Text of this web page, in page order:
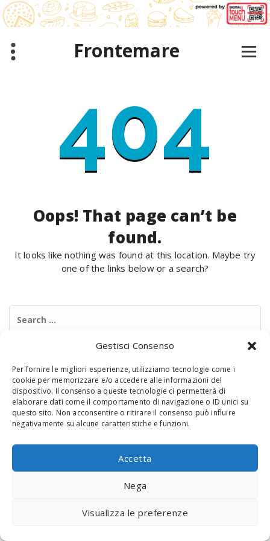
Gestisci Consenso
Per fornire le migliori esperienze, utilizziamo tecnologie come i
cookie per memorizzare e/o accedere alle informazioni del
dispositivo. Il consenso a queste tecnologie ci permetterà di
elaborare dati come il comportamento di navigazione o ID unici su
questo sito. Non acconsentire o ritirare il consenso può influire
negativamente su alcune caratteristiche e funzioni.
Accetta
Nega
Visualizza le preferenze
Skip
to
content
Frontemare
404
Oops! That page can’t be
found.
It looks like nothing was found at this location. Maybe try
one of the links below or a search?
© 2020 Digital Touch Menu. Menu realizzato da